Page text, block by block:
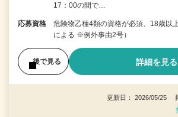
17：00の間で…
応募資格
危険物乙種4類の資格が必須、18歳以
による ※例外事由2号）
後で見る 詳細を見る
更新日： 2026/05/25